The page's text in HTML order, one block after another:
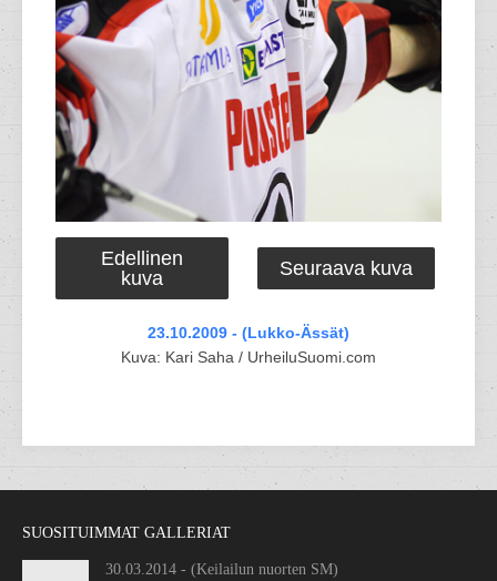
Edellinen
kuva
Seuraava kuva
23.10.2009 - (Lukko-Ässät)
Kuva: Kari Saha / UrheiluSuomi.com
SUOSITUIMMAT GALLERIAT
30.03.2014 - (Keilailun nuorten SM)